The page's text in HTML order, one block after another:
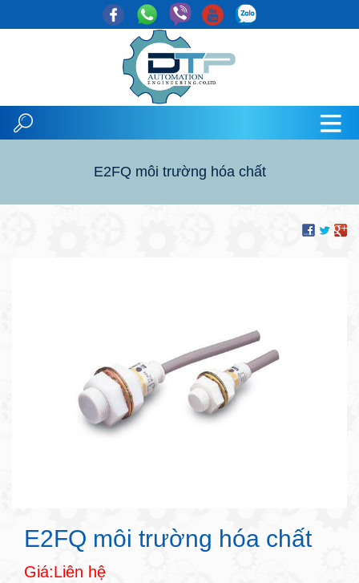
E2FQ môi trường hóa chất
E2FQ môi trường hóa chất
Giá:Liên hệ